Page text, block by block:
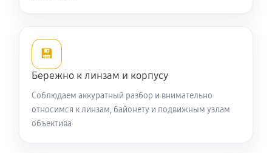
💾
Бережно к линзам и корпусу
Соблюдаем аккуратный разбор и внимательно
относимся к линзам, байонету и подвижным узлам
объектива